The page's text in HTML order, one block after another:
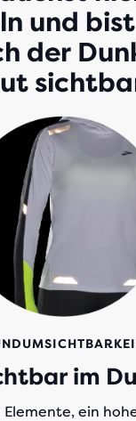
und
der
im
Elemente, ein